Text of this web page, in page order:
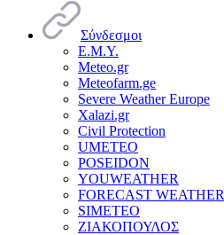
Σύνδεσμοι
Ε.Μ.Υ.
Meteo.gr
Meteofarm.ge
Severe Weather Europe
Xalazi.gr
Civil Protection
UMETEO
POSEIDON
YOUWEATHER
FORECAST WEATHER
SIMETEO
ΖΙΑΚΟΠΟΥΛΟΣ